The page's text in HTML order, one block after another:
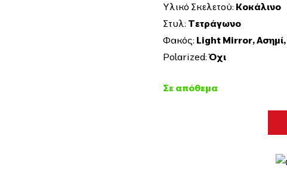
Υλικό Σκελετού: Κοκάλινο
Στυλ: Τετράγωνο
Φακός: Light Mirror,Ασημί,
Polarized:Όχι
Σε απόθεμα